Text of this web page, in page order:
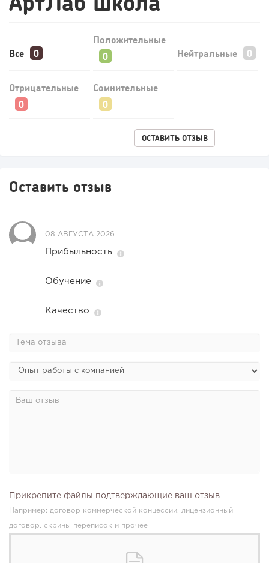
125
Все
Положительные
Нейтральные
Отрицательные Сомнительные
ОСТАВИТЬ ОТЗЫВ
Оставить отзыв
08 АВГУСТА 2026
Прибыльность
Обучение
Качество
Прикрепите файлы подтверждающие ваш отзыв
Например: договор коммерческой концессии, лицензионный
договор, скрины переписок и прочее